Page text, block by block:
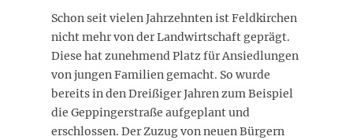
Schon seit vielen Jahrzehnten ist Feldkirchen
nicht mehr von der Landwirtschaft geprägt.
Diese hat zunehmend Platz für Ansiedlungen
von jungen Familien gemacht. So wurde
bereits in den Dreißiger Jahren zum Beispiel
die Geppingerstraße aufgeplant und
erschlossen. Der Zuzug von neuen Bürgern